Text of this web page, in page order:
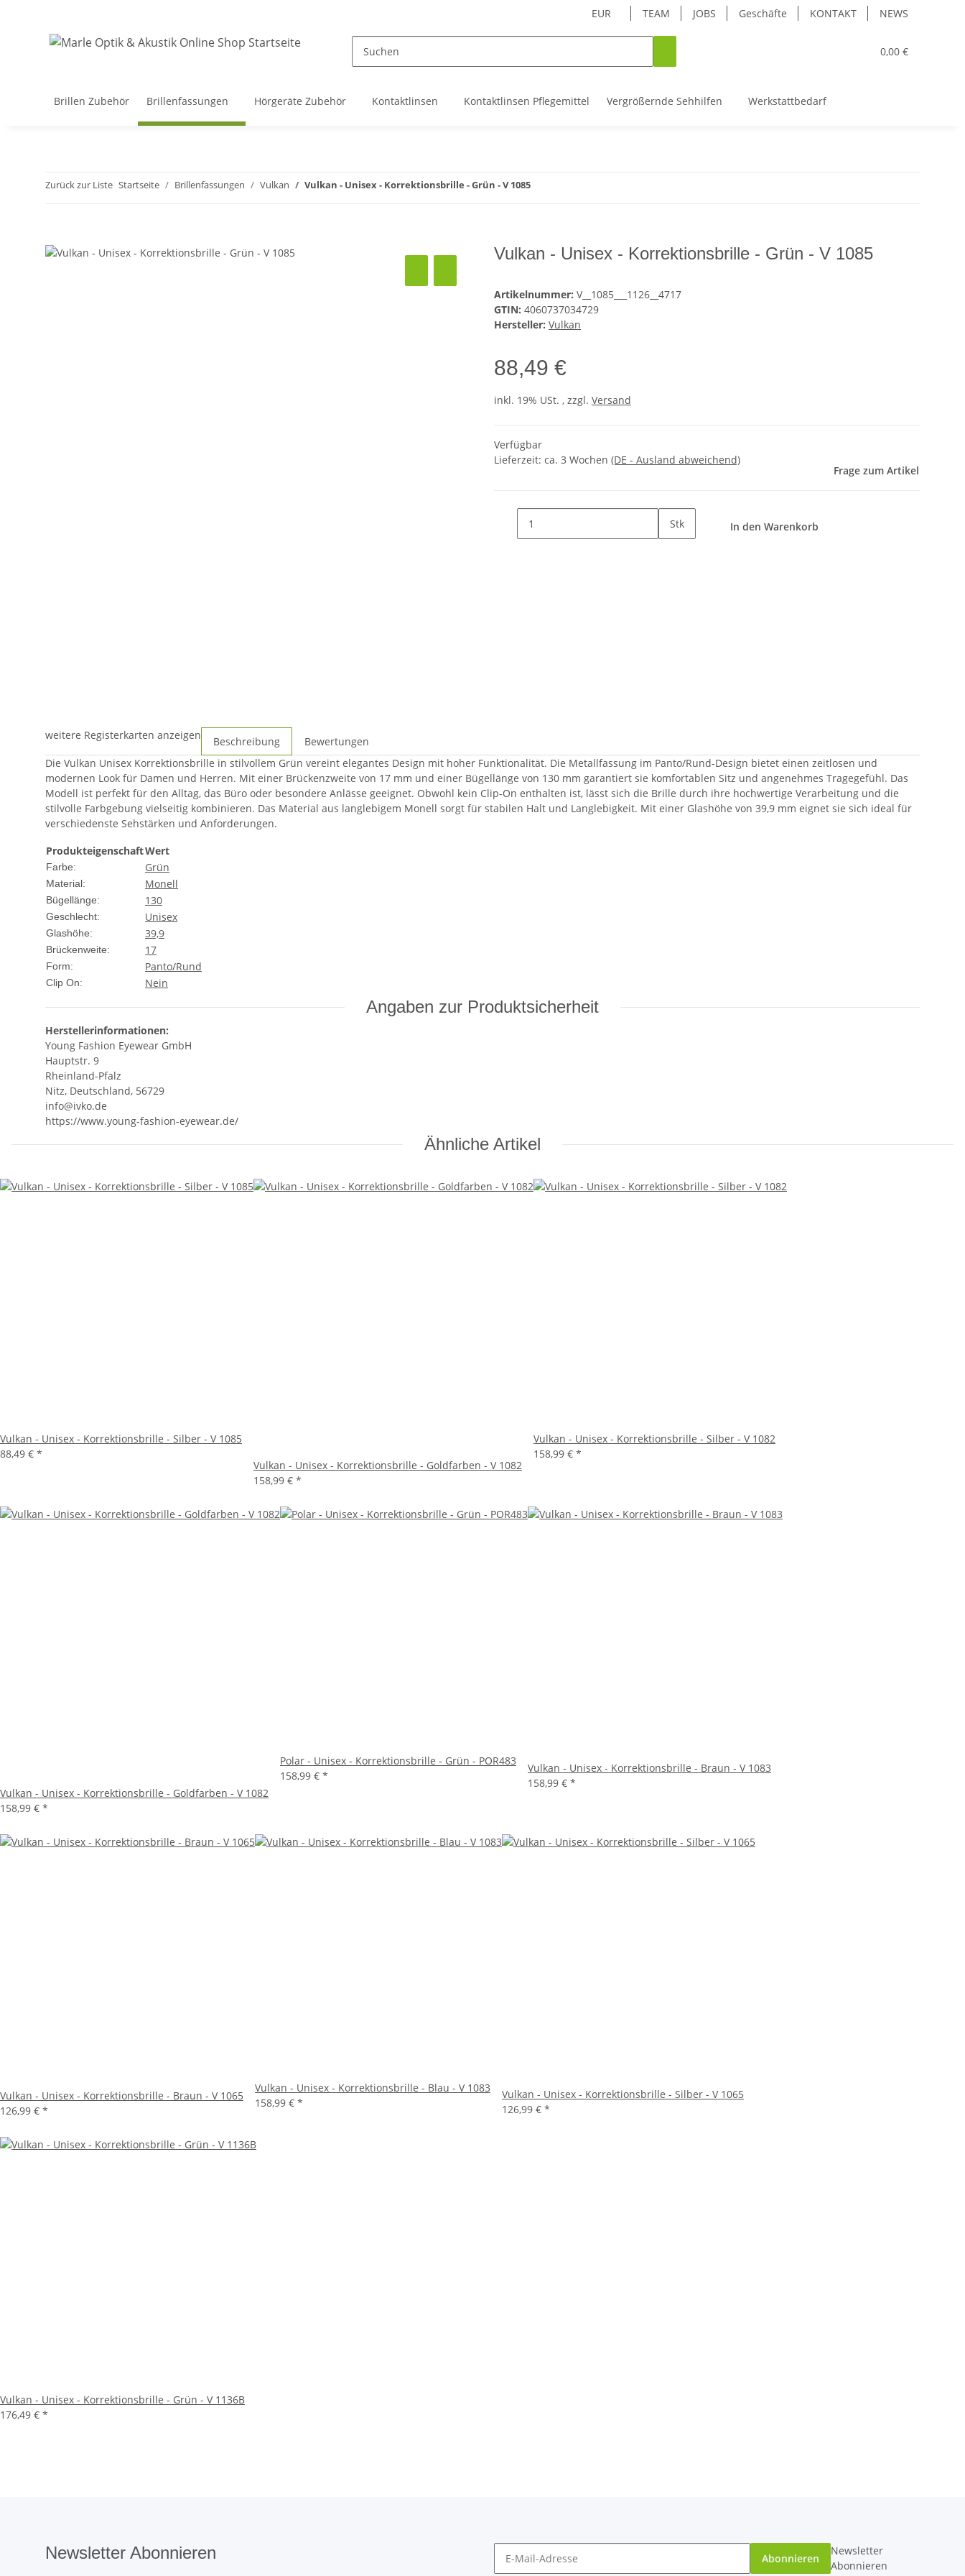
EUR TEAM JOBS Geschäfte KONTAKT NEWS
0,00 €
Brillen Zubehör Brillenfassungen Hörgeräte Zubehör Kontaktlinsen Kontaktlinsen Pflegemittel Vergrößernde Sehhilfen Werkstattbedarf
Zurück zur Liste Startseite Brillenfassungen Vulkan Vulkan - Unisex - Korrektionsbrille - Grün - V 1085
Vulkan - Unisex - Korrektionsbrille - Grün - V 1085
Artikelnummer: V__1085___1126__4717
GTIN: 4060737034729
Hersteller: Vulkan
88,49 €
inkl. 19% USt. , zzgl. Versand
Verfügbar
Lieferzeit: ca. 3 Wochen (DE - Ausland abweichend)
Frage zum Artikel
Stk In den Warenkorb
weitere Registerkarten anzeigen Beschreibung
Bewertungen
Die Vulkan Unisex Korrektionsbrille in stilvollem Grün vereint elegantes Design mit hoher Funktionalität. Die Metallfassung im Panto/Rund-Design bietet einen zeitlosen und
modernen Look für Damen und Herren. Mit einer Brückenzweite von 17 mm und einer Bügellänge von 130 mm garantiert sie komfortablen Sitz und angenehmes Tragegefühl. Das
Modell ist perfekt für den Alltag, das Büro oder besondere Anlässe geeignet. Obwohl kein Clip-On enthalten ist, lässt sich die Brille durch ihre hochwertige Verarbeitung und die
stilvolle Farbgebung vielseitig kombinieren. Das Material aus langlebigem Monell sorgt für stabilen Halt und Langlebigkeit. Mit einer Glashöhe von 39,9 mm eignet sie sich ideal für
verschiedenste Sehstärken und Anforderungen.
ProdukteigenschaftWert
Farbe: Grün
Material: Monell
Bügellänge: 130
Geschlecht: Unisex
Glashöhe: 39,9
Brückenweite: 17
Form: Panto/Rund
Clip On: Nein
Angaben zur Produktsicherheit
Herstellerinformationen:
Young Fashion Eyewear GmbH
Hauptstr. 9
Rheinland-Pfalz
Nitz, Deutschland, 56729
info@ivko.de
https://www.young-fashion-eyewear.de/
Ähnliche Artikel
Vulkan - Unisex - Korrektionsbrille - Silber - V 1085
88,49 € *
Vulkan - Unisex - Korrektionsbrille - Goldfarben - V 1082
158,99 € *
Vulkan - Unisex - Korrektionsbrille - Silber - V 1082
158,99 € *
Vulkan - Unisex - Korrektionsbrille - Goldfarben - V 1082
158,99 € *
Polar - Unisex - Korrektionsbrille - Grün - POR483
158,99 € *
Vulkan - Unisex - Korrektionsbrille - Braun - V 1083
158,99 € *
Vulkan - Unisex - Korrektionsbrille - Braun - V 1065
126,99 € *
Vulkan - Unisex - Korrektionsbrille - Blau - V 1083
158,99 € *
Vulkan - Unisex - Korrektionsbrille - Silber - V 1065
126,99 € *
Vulkan - Unisex - Korrektionsbrille - Grün - V 1136B
176,49 € *
Newsletter Abonnieren Abonnieren
Newsletter
Abonnieren